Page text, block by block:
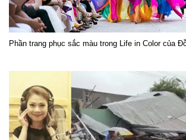
Phần trang phục sắc màu trong Life in Color của